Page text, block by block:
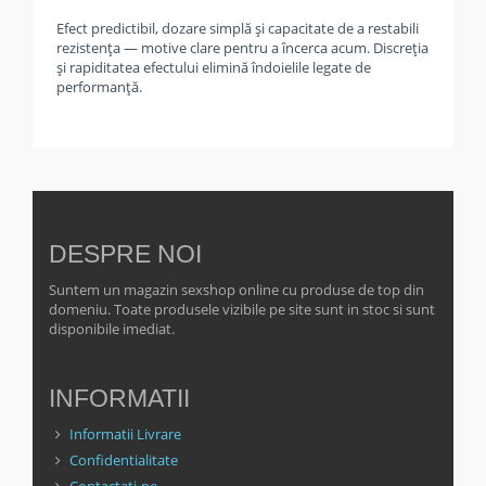
Efect predictibil, dozare simplă și capacitate de a restabili
rezistența — motive clare pentru a încerca acum. Discreția
și rapiditatea efectului elimină îndoielile legate de
performanță.
DESPRE NOI
Suntem un magazin sexshop online cu produse de top din
domeniu. Toate produsele vizibile pe site sunt in stoc si sunt
disponibile imediat.
INFORMATII
Informatii Livrare
Confidentialitate